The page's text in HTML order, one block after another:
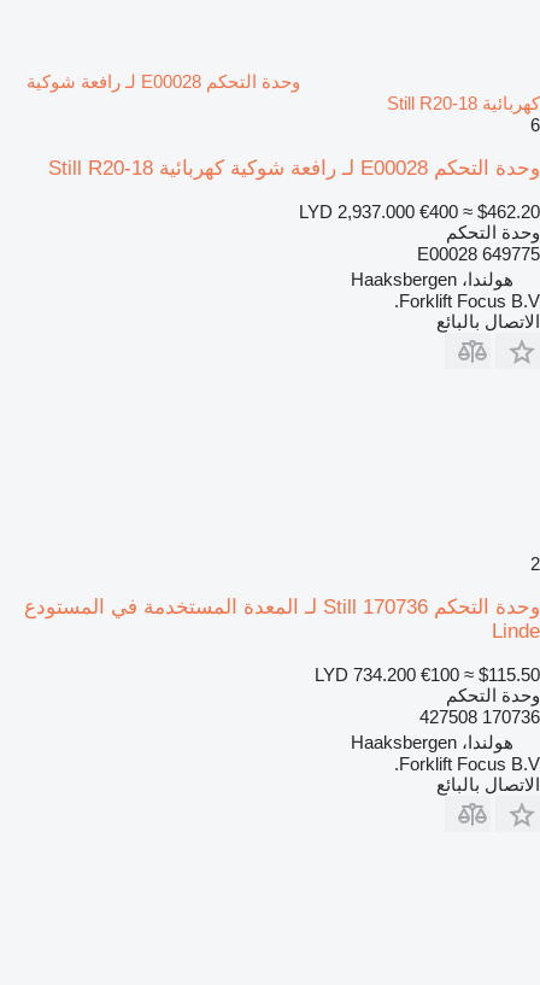
وحدة التحكم E00028 لـ رافعة شوكية
كهربائية Still R20-18
6
وحدة التحكم E00028 لـ رافعة شوكية كهربائية Still R20-18
LYD 2,937.000 €400 ≈ $462.20
وحدة التحكم
E00028 649775
هولندا، Haaksbergen
Forklift Focus B.V.
الاتصال بالبائع
2
وحدة التحكم Still 170736 لـ المعدة المستخدمة في المستودع
Linde
LYD 734.200 €100 ≈ $115.50
وحدة التحكم
170736 427508
هولندا، Haaksbergen
Forklift Focus B.V.
الاتصال بالبائع